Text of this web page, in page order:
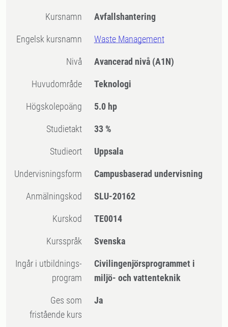
Kursnamn Avfallshantering
Engelsk kursnamn Waste Management
Nivå Avancerad nivå (A1N)
Huvudområde Teknologi
högskolepoäng 5.0 hp
Studietakt 33 %
Studieort Uppsala
Undervisningsform Campusbaserad undervisning
Anmälningskod SLU-20162
Kurskod TE0014
Kursspråk Svenska
Ingår i utbildnings-
program
Civilingenjörsprogrammet i
miljö- och vattenteknik
Ges som
fristående kurs
Ja